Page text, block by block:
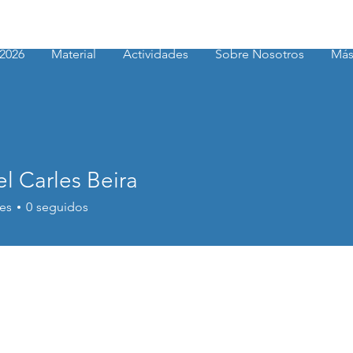
Material Actividades Sobre Nosotros Más
Beira
Carles Beira
0 seguidos